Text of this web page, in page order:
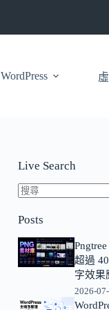
WordPress
Live Search
不
到
符
件
Posts
超過
字效果
2026-